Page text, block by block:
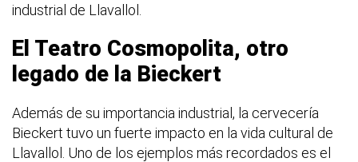
industrial de Llavallol.
El Teatro Cosmopolita, otro
legado de la Bieckert
Además de su importancia industrial, la cervecería
Bieckert tuvo un fuerte impacto en la vida cultural de
Llavallol. Uno de los ejemplos más recordados es el